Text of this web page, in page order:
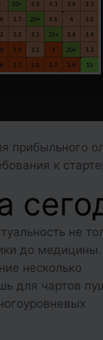
прибыльного
к
не
до
несколько
для чартов